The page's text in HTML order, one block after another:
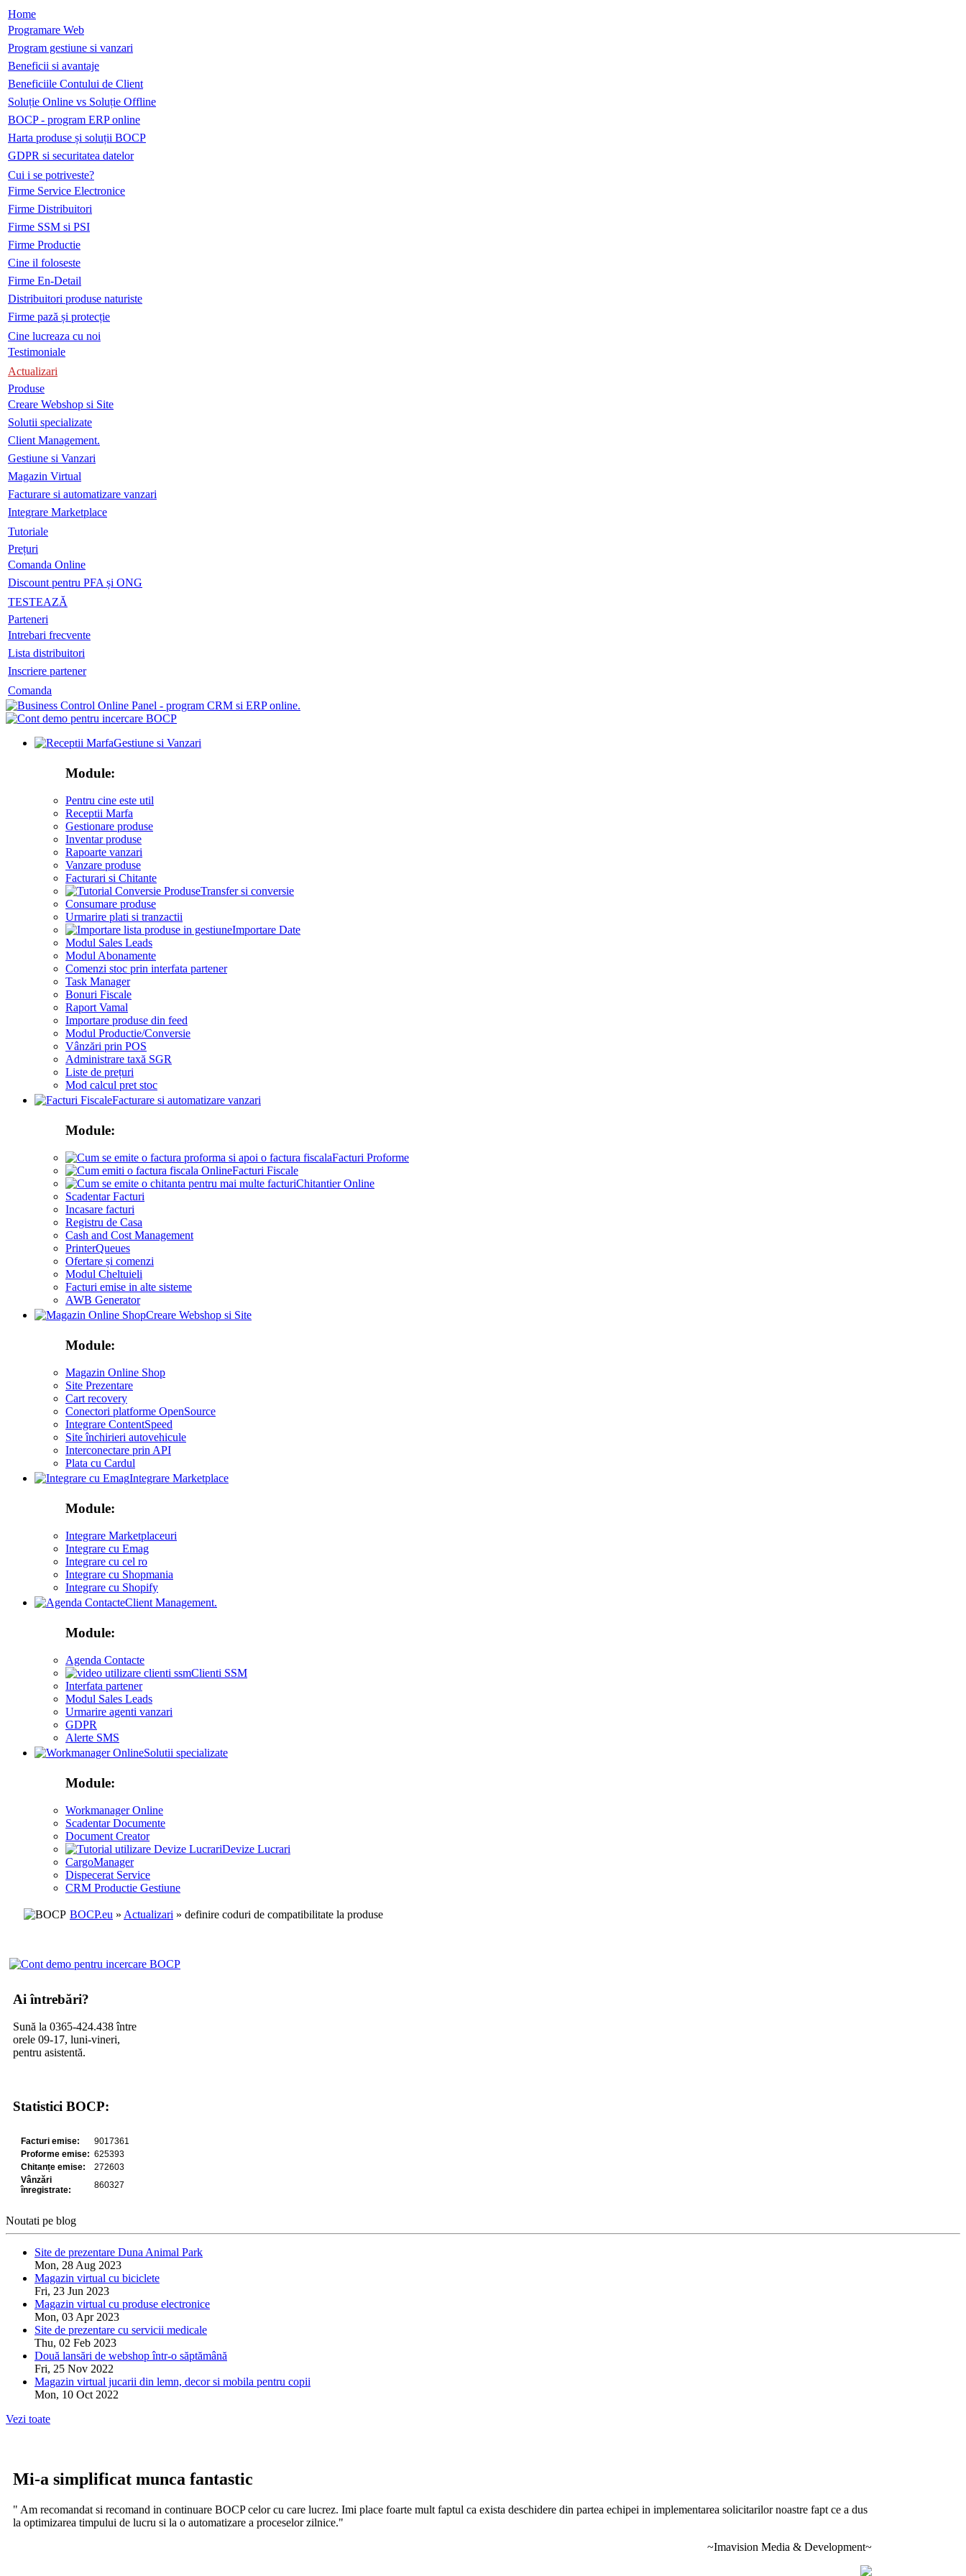
Home
Programare Web
Program gestiune si vanzari
Beneficii si avantaje
Beneficiile Contului de Client
Soluție Online vs Soluție Offline
BOCP - program ERP online
Harta produse și soluții BOCP
GDPR si securitatea datelor
Cui i se potriveste?
Firme Service Electronice
Firme Distribuitori
Firme SSM si PSI
Firme Productie
Cine il foloseste
Firme En-Detail
Distribuitori produse naturiste
Firme pază și protecție
Cine lucreaza cu noi
Testimoniale
Actualizari
Produse
Creare Webshop si Site
Solutii specializate
Client Management.
Gestiune si Vanzari
Magazin Virtual
Facturare si automatizare vanzari
Integrare Marketplace
Tutoriale
Prețuri
Comanda Online
Discount pentru PFA și ONG
TESTEAZĂ
Parteneri
Intrebari frecvente
Lista distribuitori
Inscriere partener
Comanda
Gestiune si Vanzari
Module:
Pentru cine este util
Receptii Marfa
Gestionare produse
Inventar produse
Rapoarte vanzari
Vanzare produse
Facturari si Chitante
Transfer si conversie
Consumare produse
Urmarire plati si tranzactii
Importare Date
Modul Sales Leads
Modul Abonamente
Comenzi stoc prin interfata partener
Task Manager
Bonuri Fiscale
Raport Vamal
Importare produse din feed
Modul Productie/Conversie
Vânzări prin POS
Administrare taxă SGR
Liste de prețuri
Mod calcul pret stoc
Facturare si automatizare vanzari
Module:
Facturi Proforme
Facturi Fiscale
Chitantier Online
Scadentar Facturi
Incasare facturi
Registru de Casa
Cash and Cost Management
PrinterQueues
Ofertare și comenzi
Modul Cheltuieli
Facturi emise in alte sisteme
AWB Generator
Creare Webshop si Site
Module:
Magazin Online Shop
Site Prezentare
Cart recovery
Conectori platforme OpenSource
Integrare ContentSpeed
Site închirieri autovehicule
Interconectare prin API
Plata cu Cardul
Integrare Marketplace
Module:
Integrare Marketplaceuri
Integrare cu Emag
Integrare cu cel ro
Integrare cu Shopmania
Integrare cu Shopify
Client Management.
Module:
Agenda Contacte
Clienti SSM
Interfata partener
Modul Sales Leads
Urmarire agenti vanzari
GDPR
Alerte SMS
Solutii specializate
Module:
Workmanager Online
Scadentar Documente
Document Creator
Devize Lucrari
CargoManager
Dispecerat Service
CRM Productie Gestiune
BOCP.eu » Actualizari » definire coduri de compatibilitate la produse
Ai întrebări?
Sună la 0365-424.438 între
orele 09-17, luni-vineri,
pentru asistentă.
Statistici BOCP:
Noutati pe blog
Site de prezentare Duna Animal Park
Mon, 28 Aug 2023
Magazin virtual cu biciclete
Fri, 23 Jun 2023
Magazin virtual cu produse electronice
Mon, 03 Apr 2023
Site de prezentare cu servicii medicale
Thu, 02 Feb 2023
Două lansări de webshop într-o săptămână
Fri, 25 Nov 2022
Magazin virtual jucarii din lemn, decor si mobila pentru copii
Mon, 10 Oct 2022
Vezi toate
Mi-a simplificat munca fantastic
" Am recomandat si recomand in continuare BOCP celor cu care lucrez. Imi place foarte mult faptul ca exista deschidere din partea echipei in implementarea solicitarilor noastre fapt ce a dus
la optimizarea timpului de lucru si la o automatizare a proceselor zilnice."
~Imavision Media & Development~